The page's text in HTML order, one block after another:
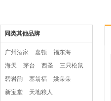
同类其他品牌
广州酒家 嘉顿
福东海
海天
茅台 西圣
三只松鼠
碧岩韵
塞翁福
姚朵朵
新宝堂
天地粮人